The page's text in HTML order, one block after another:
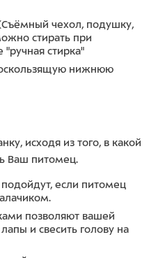
чехол, подушку,
стирать при
стирка"
нижнюю
исходя из того, в какой
Ваш питомец.
если питомец
позволяют вашей
и свесить голову на